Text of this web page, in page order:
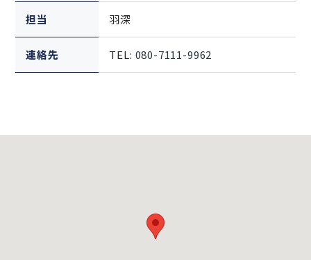
担当 羽深
連絡先 TEL: 080-7111-9962